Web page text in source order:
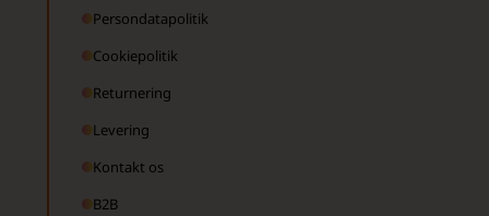
Persondatapolitik
Cookiepolitik
Returnering
Levering
Kontakt os
B2B